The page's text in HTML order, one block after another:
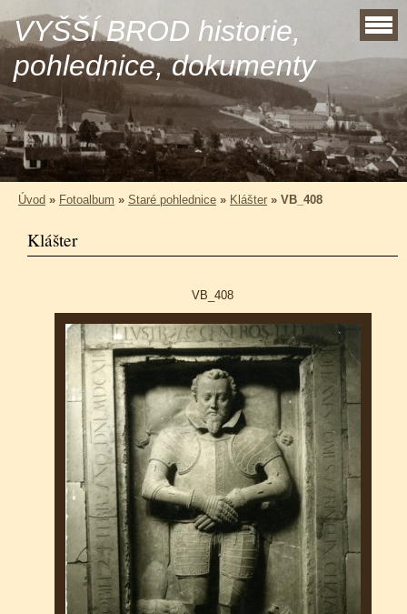
VYŠŠÍ BROD historie,
pohlednice, dokumenty
Úvod » Fotoalbum » Staré pohlednice » Klášter » VB_408
Klášter
VB_408